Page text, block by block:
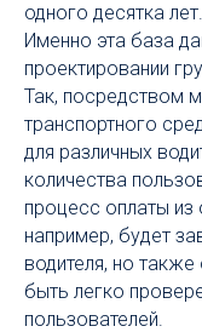
одного десятка лет.
Именно эта база
проектировании
Так, посредством
транспортного
для различных
количества
процесс оплаты из
например, будет
водителя, но
быть легко
пользователей.